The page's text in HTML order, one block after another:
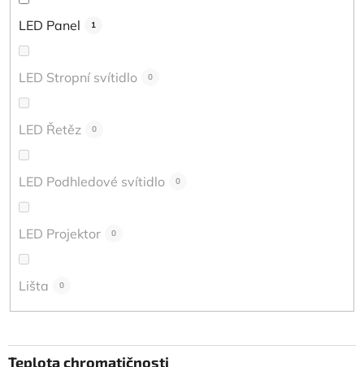
LED Panel 1
LED Stropní svítidlo 0
LED Řetěz 0
LED Podhledové svítidlo 0
LED Projektor 0
Lišta 0
Teplota chromatičnosti